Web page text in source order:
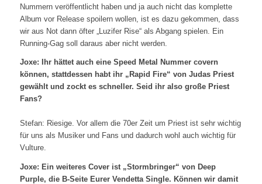
Nummern veröffentlicht haben und ja auch nicht das komplette
Album vor Release spoilern wollen, ist es dazu gekommen, dass
wir aus Not dann öfter „Luzifer Rise“ als Abgang spielen. Ein
Running-Gag soll daraus aber nicht werden.
Joxe: Ihr hättet auch eine Speed Metal Nummer covern
können, stattdessen habt ihr „Rapid Fire“ von Judas Priest
gewählt und zockt es schneller. Seid ihr also große Priest
Fans?
Stefan: Riesige. Vor allem die 70er Zeit um Priest ist sehr wichtig
für uns als Musiker und Fans und dadurch wohl auch wichtig für
Vulture.
Joxe: Ein weiteres Cover ist „Stormbringer“ von Deep
Purple, die B-Seite Eurer Vendetta Single. Können wir damit